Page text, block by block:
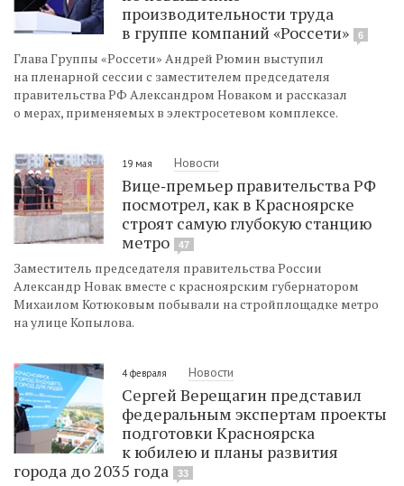
производительности труда
в группе компаний «Россети»
6
Глава Группы «Россети» Андрей Рюмин выступил
на пленарной сессии с заместителем председателя
правительства РФ Александром Новаком и рассказал
о мерах, применяемых в электросетевом комплексе.
19 мая Новости
Вице‑премьер правительства РФ
посмотрел, как в Красноярске
строят самую глубокую станцию
метро
47
Заместитель председателя правительства России
Александр Новак вместе с красноярским губернатором
Михаилом Котюковым побывали на стройплощадке метро
на улице Копылова.
4 февраля Новости
Сергей Верещагин представил
федеральным экспертам проекты
подготовки Красноярска
к юбилею и планы развития
города до 2035 года
33